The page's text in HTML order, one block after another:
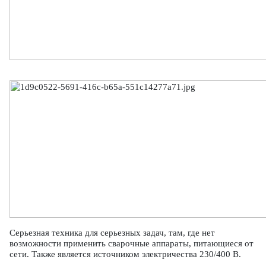
Серьезная техника для серьезных задач, там, где нет
возможности применить сварочные аппараты, питающиеся от
сети. Также является источником электричества 230/400 В.